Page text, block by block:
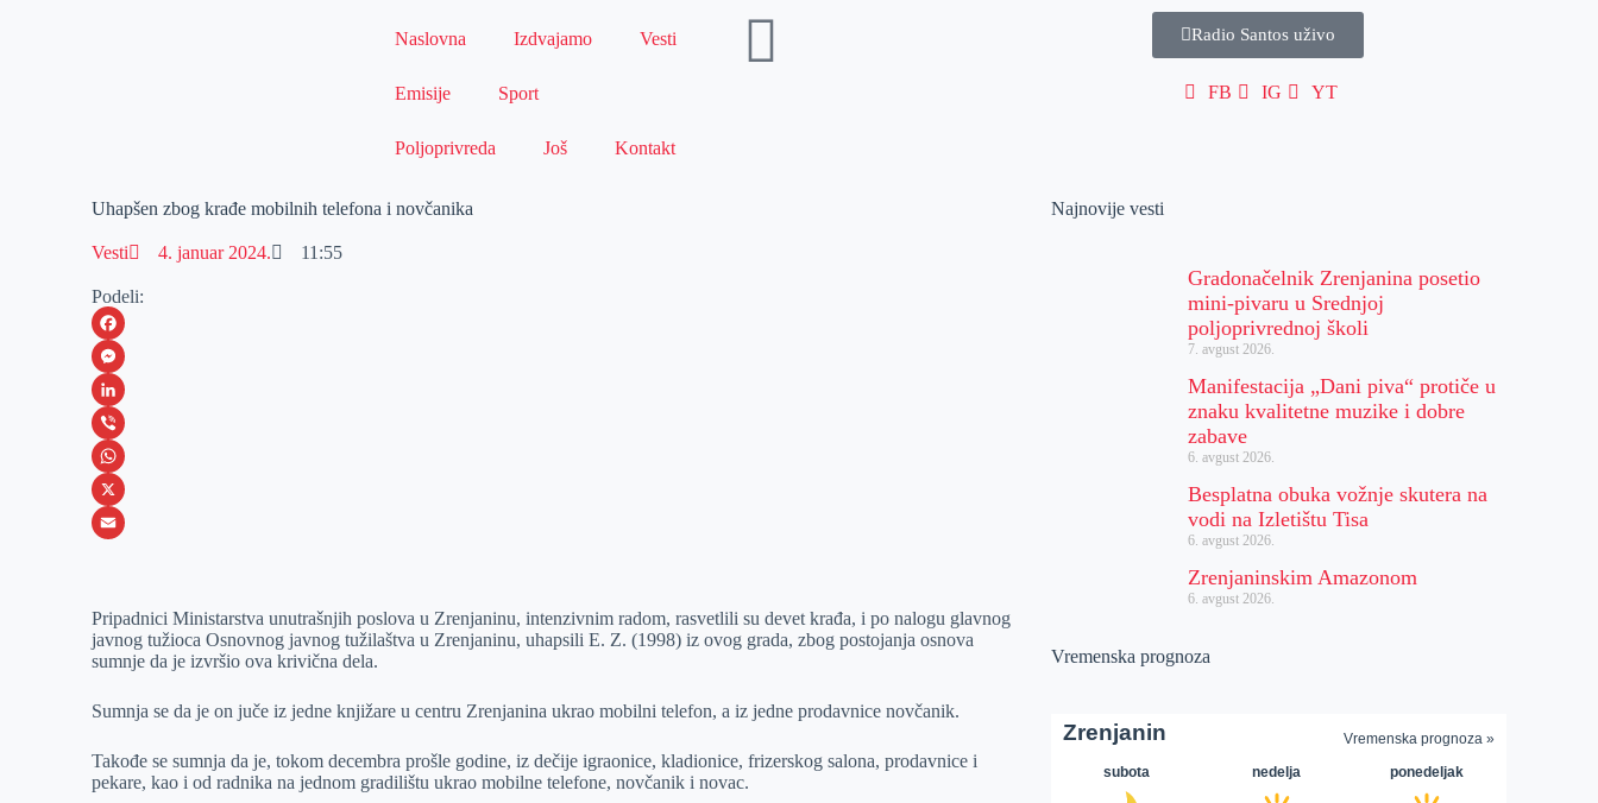
Naslovna Izdvajamo Vesti
Emisije Sport
Poljoprivreda Još Kontakt
Radio Santos uživo
FB IG YT
Uhapšen zbog krađe mobilnih telefona i novčanika
Vesti 4. januar 2024. 11:55
Podeli:
F
a
c
e
b
o
M
e
s
s
e
e
r
L
i
n
k
I
n
V
i
b
W
h
s
A
p
X
a
i
Pripadnici Ministarstva unutrašnjih poslova u Zrenjaninu, intenzivnim radom, rasvetlili su devet krađa, i po nalogu glavnog
javnog tužioca Osnovnog javnog tužilaštva u Zrenjaninu, uhapsili E. Z. (1998) iz ovog grada, zbog postojanja osnova
sumnje da je izvršio ova krivična dela.
Sumnja se da je on juče iz jedne knjižare u centru Zrenjanina ukrao mobilni telefon, a iz jedne prodavnice novčanik.
Takođe se sumnja da je, tokom decembra prošle godine, iz dečije igraonice, kladionice, frizerskog salona, prodavnice i
pekare, kao i od radnika na jednom gradilištu ukrao mobilne telefone, novčanik i novac.
Najnovije vesti
Gradonačelnik Zrenjanina posetio
mini-pivaru u Srednjoj
poljoprivrednoj školi
7. avgust 2026.
Manifestacija „Dani piva“ protiče u
znaku kvalitetne muzike i dobre
zabave
6. avgust 2026.
Besplatna obuka vožnje skutera na
vodi na Izletištu Tisa
6. avgust 2026.
Zrenjaninskim Amazonom
6. avgust 2026.
Vremenska prognoza